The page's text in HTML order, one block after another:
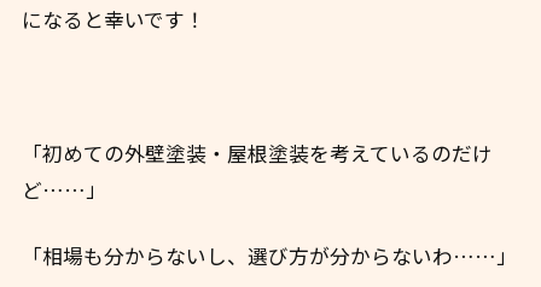
になると幸いです！
「初めての外壁塗装・屋根塗装を考えているのだけ
ど……」
「相場も分からないし、選び方が分からないわ……」